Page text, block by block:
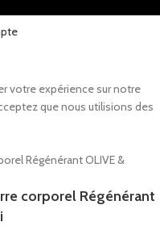
votre expérience sur notre
que nous utilisions des
corporel Régénérant